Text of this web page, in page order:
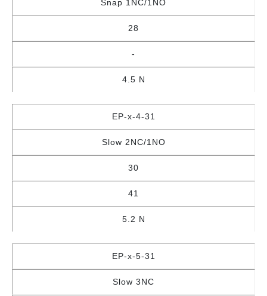
Snap 1NC/1NO
28
-
4.5 N
EP-x-4-31
Slow 2NC/1NO
30
41
5.2 N
EP-x-5-31
Slow 3NC